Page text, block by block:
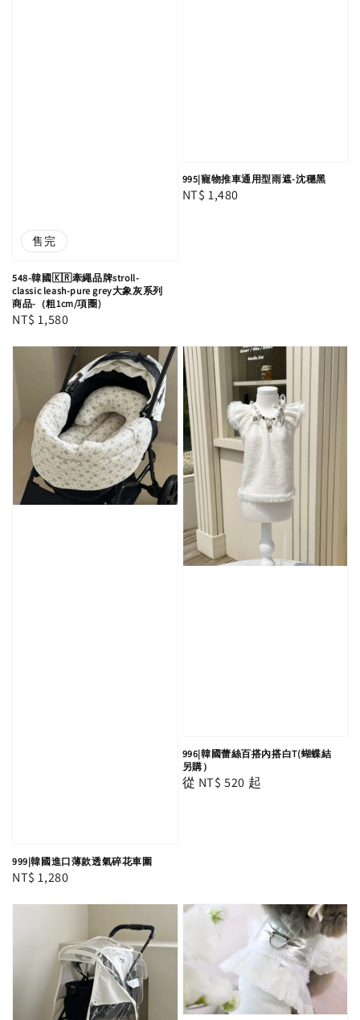
售完
548-韓國🇰🇷牽繩品牌stroll-
classic leash-pure grey大象灰系列
商品-（粗1cm/項圈)
Regular
NT$ 1,580
995|寵物推車通用型雨遮-沈穩黑
Regular
NT$ 1,480
999|韓國進口薄款透氣碎花車圍
Regular
NT$ 1,280
996|韓國蕾絲百搭內搭白T(蝴蝶結
另購）
Regular
從 NT$ 520 起